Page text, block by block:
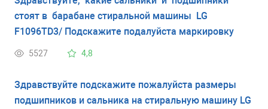
стоят в барабане стиральной машины LG
F1096TD3/ Подскажите подалуйста маркировку
5527 4,8
Здравствуйте подскажите пожалуйста размеры
подшипников и сальника на стиральную машину LG